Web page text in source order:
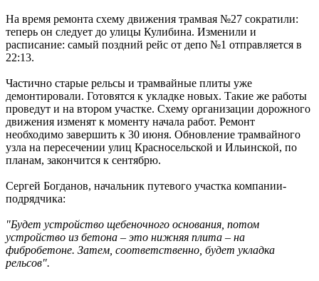
На время ремонта схему движения трамвая №27 сократили:
теперь он следует до улицы Кулибина. Изменили и
расписание: самый поздний рейс от депо №1 отправляется в
22:13.
Частично старые рельсы и трамвайные плиты уже
демонтировали. Готовятся к укладке новых. Такие же работы
проведут и на втором участке. Схему организации дорожного
движения изменят к моменту начала работ. Ремонт
необходимо завершить к 30 июня. Обновление трамвайного
узла на пересечении улиц Красносельской и Ильинской, по
планам, закончится к сентябрю.
Сергей Богданов, начальник путевого участка компании-
подрядчика:
"Будет устройство щебеночного основания, потом
устройство из бетона – это нижняя плита – на
фибробетоне. Затем, соответственно, будет укладка
рельсов".